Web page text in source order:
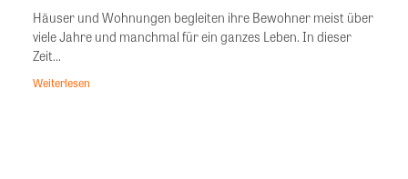
Häuser und Wohnungen begleiten ihre Bewohner meist über
viele Jahre und manchmal für ein ganzes Leben. In dieser
Zeit...
Weiterlesen